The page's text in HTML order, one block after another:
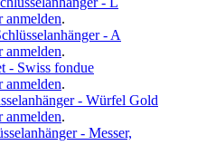
anmelden.
- A
anmelden.
- Swiss fondue
anmelden.
- Würfel Gold
anmelden.
- Messer,